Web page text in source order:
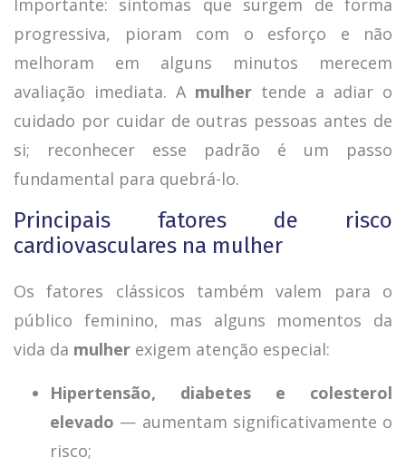
progressiva, pioram com o esforço e não
melhoram em alguns minutos merecem
avaliação imediata. A mulher tende a adiar o
cuidado por cuidar de outras pessoas antes de
si; reconhecer esse padrão é um passo
fundamental para quebrá-lo.
Principais fatores de risco
cardiovasculares na mulher
Os fatores clássicos também valem para o
público feminino, mas alguns momentos da
vida da mulher exigem atenção especial:
Hipertensão, diabetes e colesterol
elevado — aumentam significativamente o
risco;